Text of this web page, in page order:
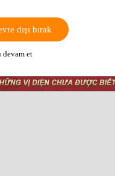
dışı bırak
devam et